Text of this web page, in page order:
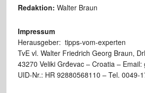
Redaktion: Walter Braun
Impressum
Herausgeber: tipps-vom-experten
TvE vl. Walter Friedrich Georg Braun,
43270 Veliki Grđevac – Croatia – Email:
UID-Nr.: HR 92880568110 – Tel. 0049-